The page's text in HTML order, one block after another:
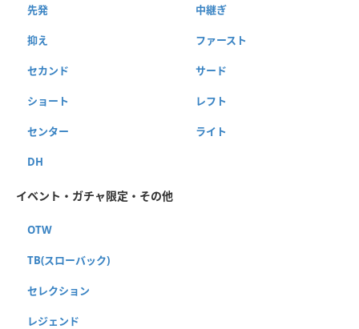
先発 中継ぎ
抑え ファースト
セカンド サード
ショート レフト
センター ライト
DH
イベント・ガチャ限定・その他
OTW
TB(スローバック)
セレクション
レジェンド